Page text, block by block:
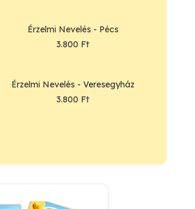
Érzelmi Nevelés - Pécs
3.800 Ft
Érzelmi Nevelés - Veresegyház
3.800 Ft